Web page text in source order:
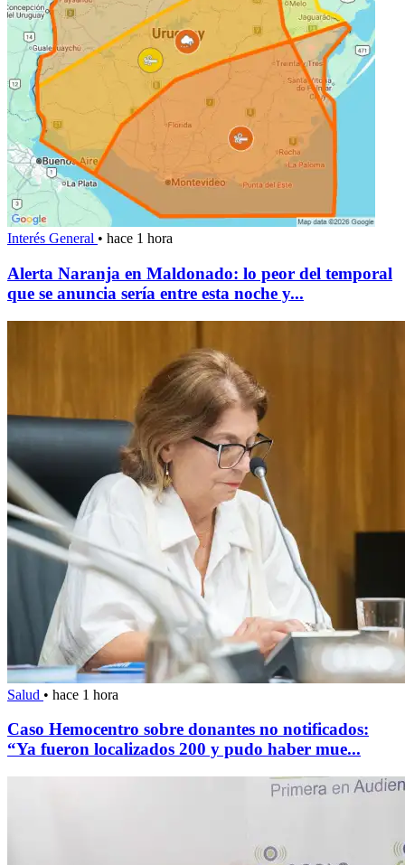
Interés General • hace 1 hora
Alerta Naranja en Maldonado: lo peor del temporal
que se anuncia sería entre esta noche y...
Salud • hace 1 hora
Caso Hemocentro sobre donantes no notificados:
“Ya fueron localizados 200 y pudo haber mue...